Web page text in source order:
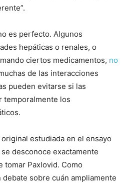
es perfecto. Algunos
hepáticas o renales, o
ciertos medicamentos, no
de las interacciones
pueden evitarse si las
temporalmente los
estudiada en el ensayo
desconoce exactamente
tomar Paxlovid. Como
debate sobre cuán ampliamente